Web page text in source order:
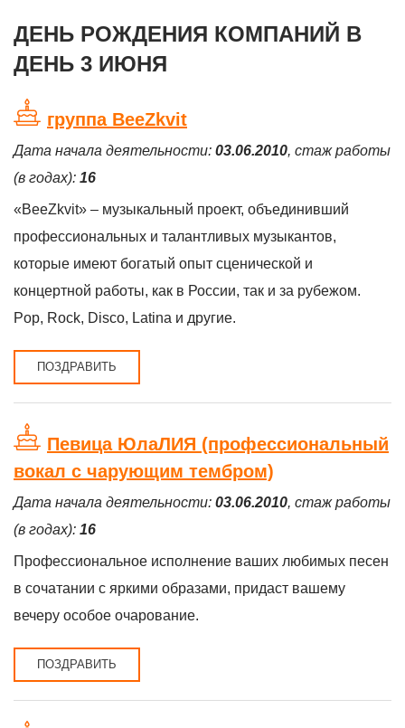
ДЕНЬ РОЖДЕНИЯ КОМПАНИЙ В
ДЕНЬ 3 ИЮНЯ
группа BeeZkvit
Дата начала деятельности: 03.06.2010, стаж работы
(в годах): 16
«BeeZkvit» – музыкальный проект, объединивший
профессиональных и талантливых музыкантов,
которые имеют богатый опыт сценической и
концертной работы, как в России, так и за рубежом.
Pop, Rock, Disco, Latina и другие.
ПОЗДРАВИТЬ
Певица ЮлаЛИЯ (профессиональный
вокал с чарующим тембром)
Дата начала деятельности: 03.06.2010, стаж работы
(в годах): 16
Профессиональное исполнение ваших любимых песен
в сочатании с яркими образами, придаст вашему
вечеру особое очарование.
ПОЗДРАВИТЬ